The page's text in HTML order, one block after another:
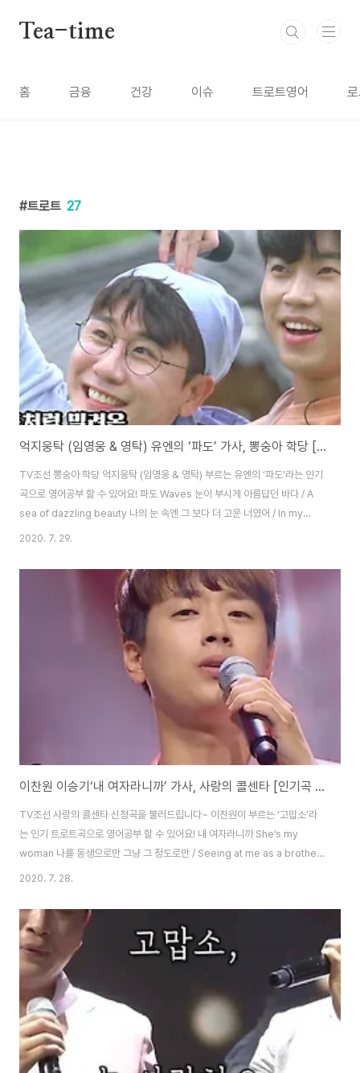
Tea-time
홈 금융 건강 이슈 트로트영어
트로트 27
억지웅탁 (임영웅 & 영탁) 유엔의 ‘파도’ 가사, 뽕숭아 학당 [인기곡 영어로]
TV조선 뽕숭아 학당 억지웅탁 (임영웅 & 영탁) 부르는 유엔의 ‘파도’라는 인기
곡으로 영어공부 할 수 있어요! 파도 Waves 눈이 부시게 아름답던 바다 / A
sea of dazzling beauty 나의 눈 속엔 그 보다 더 고운 너였어 / In my
eyes, you were more beautiful 하얀 모래 위 너와 내가 남긴 추억들 /
도 내겐 지워지지 않는 걸 / The waves don’t wash them away 너를 보
내고 나 또다시 찾은 바닷가 / I went to the beach again after I let you
go 하지만 이제 내 곁에 다른 사람 있는 걸 / But..
2020. 7. 29.
이찬원 이승기‘내 여자라니까’ 가사, 사랑의 콜센타 [인기곡 영어로]
TV조선 사랑의 콜센타 신청곡을 불러드립니다~ 이찬원이 부르는 ‘고맙소’라
는 인기 트로트곡으로 영어공부 할 수 있어요! 내 여자라니까 She’s my
woman 나를 동생으로만 그냥 그 정도로만 / Seeing at me as a brother,
no more than that 귀엽다고 하지만 누난 내게 여자야 / You say I’m cute
/ What do you know? You’ll learn when you grow up 까분다고 하지
만 누난 내게 여자야 / You say I’m being childish but Noona, you are
a woman to me 누나가 누굴 만났든지 / Whoever..
2020. 7. 28.